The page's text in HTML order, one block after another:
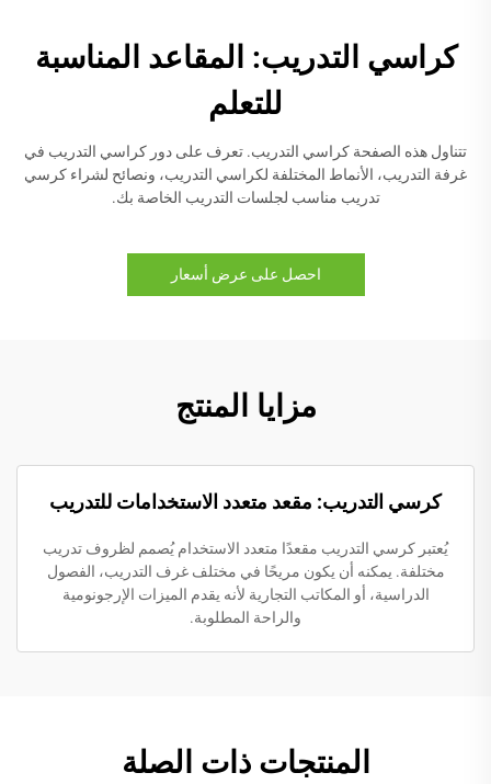
كراسي التدريب: المقاعد المناسبة
للتعلم
تتناول هذه الصفحة كراسي التدريب. تعرف على دور كراسي التدريب في
غرفة التدريب، الأنماط المختلفة لكراسي التدريب، ونصائح لشراء كرسي
تدريب مناسب لجلسات التدريب الخاصة بك.
احصل على عرض أسعار
مزايا المنتج
كرسي التدريب: مقعد متعدد الاستخدامات للتدريب
يُعتبر كرسي التدريب مقعدًا متعدد الاستخدام يُصمم لظروف تدريب
مختلفة. يمكنه أن يكون مريحًا في مختلف غرف التدريب، الفصول
الدراسية، أو المكاتب التجارية لأنه يقدم الميزات الإرجونومية
والراحة المطلوبة.
المنتجات ذات الصلة